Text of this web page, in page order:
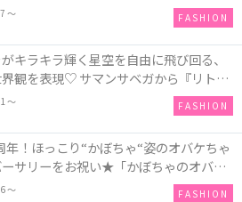
〜 FASHION
キラキラ輝く星空を自由に飛び回る、
観を表現♡ サマンサベガから『リトル
ズ』50周年アニバーサリーイヤー』を
〜 FASHION
！ほっこり“かぼちゃ“姿のオバケちゃ
サリーをお祝い★「かぼちゃのオバケ
リー」が新発売！Q-pot CAFE.では
〜 FASHION